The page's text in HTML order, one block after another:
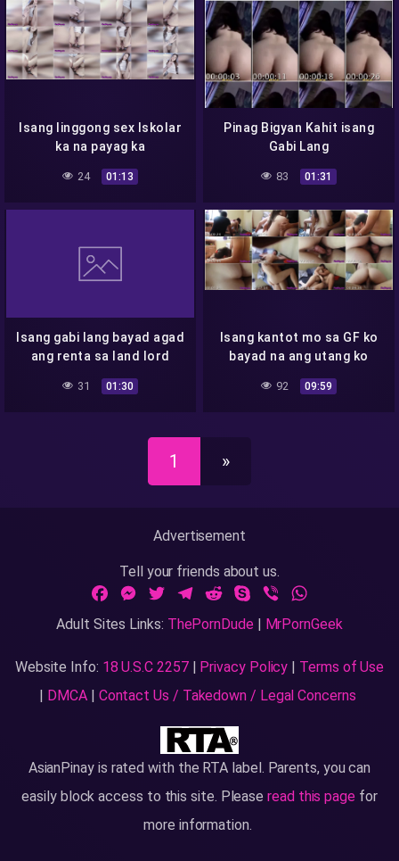
Isang linggong sex Iskolar
ka na payag ka
24 01:13
Pinag Bigyan Kahit isang
Gabi Lang
83 01:31
Isang gabi lang bayad agad
ang renta sa land lord
31 01:30
Isang kantot mo sa GF ko
bayad na ang utang ko
92 09:59
1 »
Advertisement
Tell your friends about us.
FacebookMessenger
TwitterTelegramRedditSkypeViber
Adult Sites Links: ThePornDude MrPornGeek
Website Info: 18 U.S.C 2257| Privacy Policy
Terms of Use
DMCA| Contact Us / Takedown / Legal Concerns
AsianPinay is rated with the RTA label. Parents, you can
easily block access to this site. Pleaseread this page for
more information.